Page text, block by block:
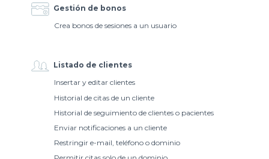
Gestión de bonos
Crea bonos de sesiones a un usuario
Listado de clientes
Insertar y editar clientes
Historial de citas de un cliente
Historial de seguimiento de clientes o pacientes
Enviar notificaciones a un cliente
Restringir e-mail, teléfono o dominio